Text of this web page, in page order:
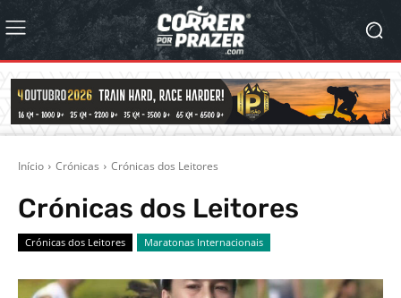
Início Crónicas Crónicas dos Leitores
Crónicas dos Leitores
Crónicas dos Leitores Maratonas Internacionais